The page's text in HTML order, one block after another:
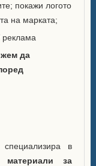
покажи логото
на марката;
да
, специализира в
материали за